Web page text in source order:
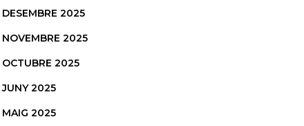
DESEMBRE 2025
NOVEMBRE 2025
OCTUBRE 2025
JUNY 2025
MAIG 2025